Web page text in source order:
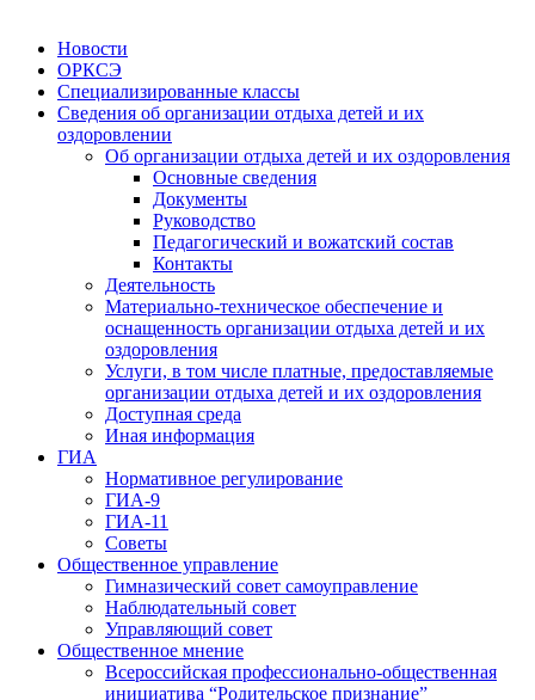
Новости
ОРКСЭ
Специализированные классы
Сведения об организации отдыха детей и их
оздоровлении
Об организации отдыха детей и их оздоровления
Основные сведения
Документы
Руководство
Педагогический и вожатский состав
Контакты
Деятельность
Материально-техническое обеспечение и
оснащенность организации отдыха детей и их
оздоровления
Услуги, в том числе платные, предоставляемые
организации отдыха детей и их оздоровления
Доступная среда
Иная информация
ГИА
Нормативное регулирование
ГИА-9
ГИА-11
Советы
Общественное управление
Гимназический совет самоуправление
Наблюдательный совет
Управляющий совет
Общественное мнение
Всероссийская профессионально-общественная
инициатива “Родительское признание”